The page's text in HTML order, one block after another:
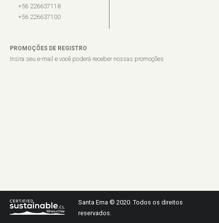
+56 226637118
+56 226637100
PROMOÇÕES DE REGISTRO
Insira seu e-mail e você poderá receber nossas promoções
Santa Ema © 2020. Todos os direitos
reservados.